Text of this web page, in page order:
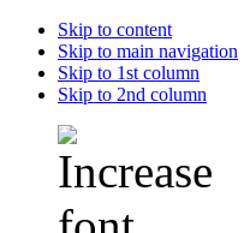
Skip to content
Skip to main navigation
Skip to 1st column
Skip to 2nd column